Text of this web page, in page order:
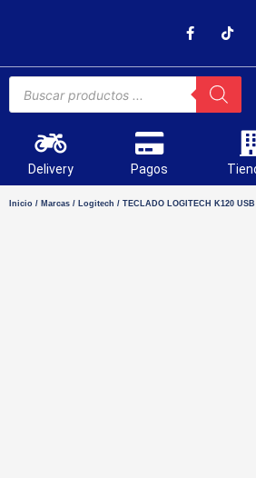
Delivery Pagos
Inicio / Marcas / Logitech / TECLADO LOGITECH K120